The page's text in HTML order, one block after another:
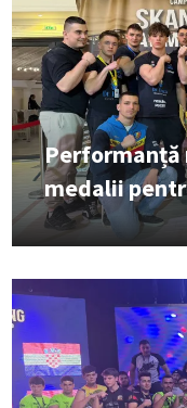
Performanță
medalii